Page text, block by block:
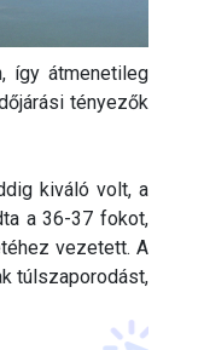
így átmenetileg
tényezők
kiváló volt, a
a 36-37 fokot,
vezetett. A
túlszaporodást,